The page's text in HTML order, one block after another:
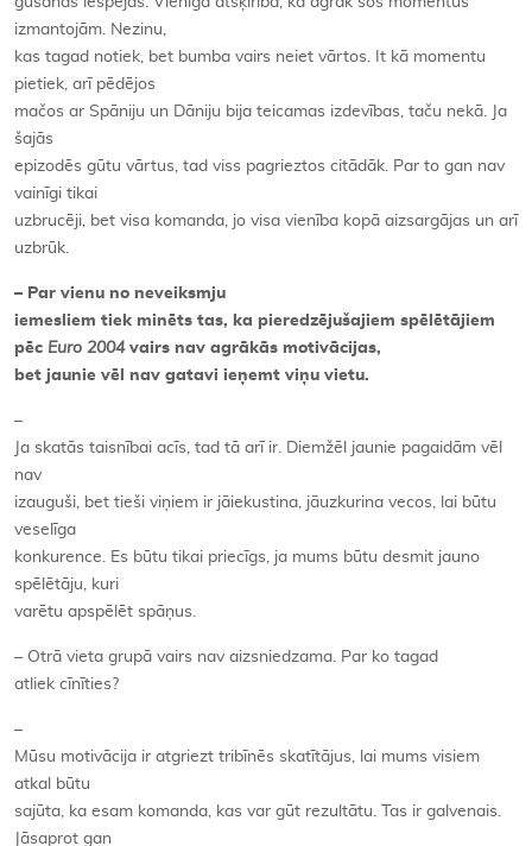
izmantojām. Nezinu,
kas tagad notiek, bet bumba vairs neiet vārtos. It kā momentu
pietiek, arī pēdējos
mačos ar Spāniju un Dāniju bija teicamas izdevības, taču nekā. Ja
šajās
epizodēs gūtu vārtus, tad viss pagrieztos citādāk. Par to gan nav
vainīgi tikai
uzbrucēji, bet visa komanda, jo visa vienība kopā aizsargājas un arī
uzbrūk.
– Par vienu no neveiksmju
iemesliem tiek minēts tas, ka pieredzējušajiem spēlētājiem
pēc Euro 2004vairs nav agrākās motivācijas,
bet jaunie vēl nav gatavi ieņemt viņu vietu.
–
Ja skatās taisnībai acīs, tad tā arī ir. Diemžēl jaunie pagaidām vēl
nav
izauguši, bet tieši viņiem ir jāiekustina, jāuzkurina vecos, lai būtu
veselīga
konkurence. Es būtu tikai priecīgs, ja mums būtu desmit jauno
spēlētāju, kuri
varētu apspēlēt spāņus.
– Otrā vieta grupā vairs nav aizsniedzama. Par ko tagad
atliek cīnīties?
–
Mūsu motivācija ir atgriezt tribīnēs skatītājus, lai mums visiem
atkal būtu
sajūta, ka esam komanda, kas var gūt rezultātu. Tas ir galvenais.
Jāsaprot gan